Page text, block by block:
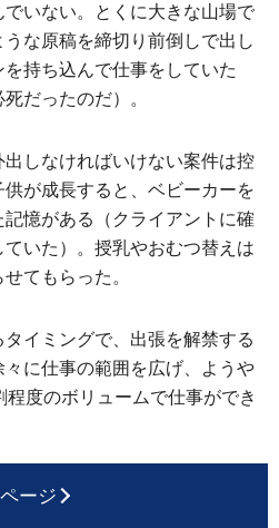
いない。とくに大きな山場で
な原稿を締切り前倒しで出し
持ち込んで仕事をしていた
だったのだ）。
しなければいけない案件は控
が成長すると、ベビーカーを
憶がある（クライアントに確
いた）。授乳やおむつ替えは
てもらった。
イミングで、出張を解禁する
に仕事の範囲を広げ、ようや
程度のボリュームで仕事ができ
ージ